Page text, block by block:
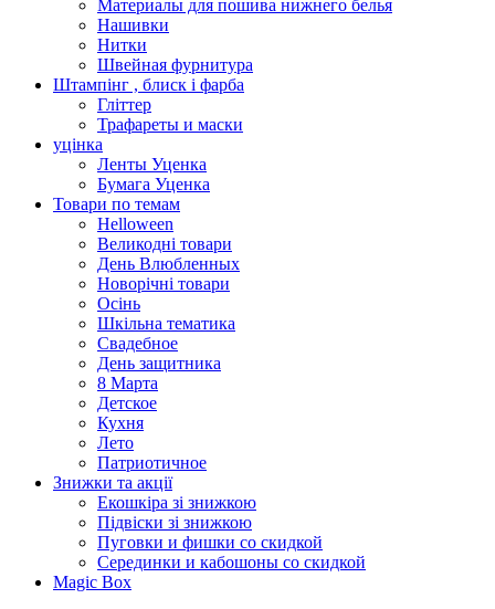
Материалы для пошива нижнего белья
Нашивки
Нитки
Швейная фурнитура
Штампінг , блиск і фарба
Гліттер
Трафареты и маски
уцінка
Ленты Уценка
Бумага Уценка
Товари по темам
Helloween
Великодні товари
День Влюбленных
Новорічні товари
Осінь
Шкільна тематика
Свадебное
День защитника
8 Марта
Детское
Кухня
Лето
Патриотичное
Знижки та акції
Екошкіра зі знижкою
Підвіски зі знижкою
Пуговки и фишки со скидкой
Серединки и кабошоны со скидкой
Magic Box